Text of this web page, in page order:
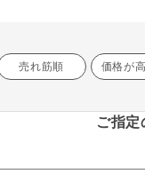
売れ筋順 価格が
ご指